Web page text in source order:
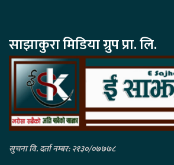
साझाकुरा मिडिया ग्रुप प्रा. लि.
सुचना वि. दर्ता नम्बर: २१३०/०७७७८